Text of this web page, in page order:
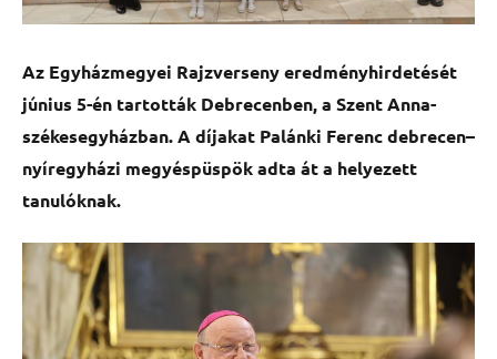
Az Egyházmegyei Rajzverseny eredményhirdetését
június 5-én tartották Debrecenben, a Szent Anna-
székesegyházban. A díjakat Palánki Ferenc debrecen–
nyíregyházi megyéspüspök adta át a helyezett
tanulóknak.